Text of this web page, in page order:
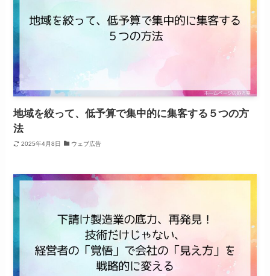
地域を絞って、低予算で集中的に集客する５つの方
法
2025年4月8日 ウェブ広告